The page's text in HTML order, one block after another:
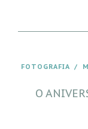
FOTOGRAFIA /
O